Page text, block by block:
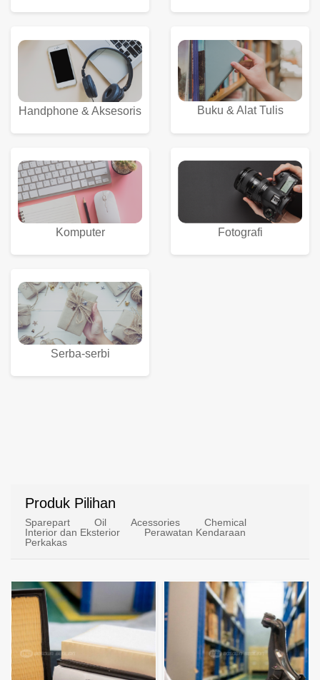
Handphone & Aksesoris Buku & Alat Tulis
Komputer Fotografi
Serba-serbi
Produk Pilihan
Sparepart Oil Acessories
Chemical
Interior dan Eksterior
Perawatan Kendaraan
Perkakas